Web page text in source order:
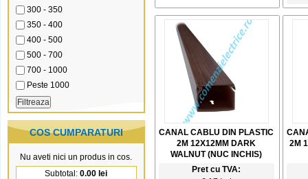
300 - 350
350 - 400
400 - 500
500 - 700
700 - 1000
Peste 1000
COS CUMPARATURI
Nu aveti nici un produs in cos.
Subtotal: 0.00 lei
CANAL CABLU DIN PLASTIC
2M 12X12MM DARK
WALNUT (NUC INCHIS)
Pret cu TVA:
2M